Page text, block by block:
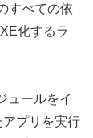
すべての依
化するラ
ュールをイ
プリを実行